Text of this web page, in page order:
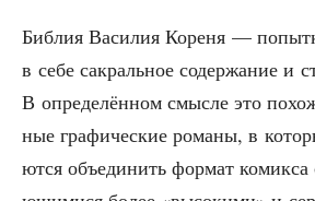
Биб­лия Васи­лия Коре­ня —
в себе сакраль­ное содер­жа­ние и
В опре­де­лён­ном смыс­ле это
ные гра­фи­че­ские рома­ны, в
ют­ся объ­еди­нить фор­мат